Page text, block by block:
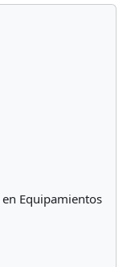
Equipamientos